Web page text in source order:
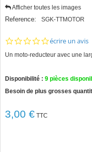
Afficher toutes les images
Reference: SGK-TTMOTOR
0.0
rating
écrire un avis
Un moto-reducteur avec une
Disponibilité :9 pièces
Besoin de plus grosses
3,00 € TTC